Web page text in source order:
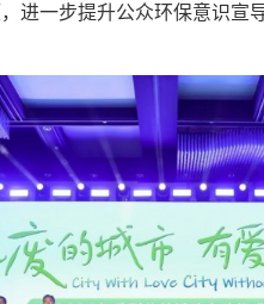
进一步提升公众环保意识宣